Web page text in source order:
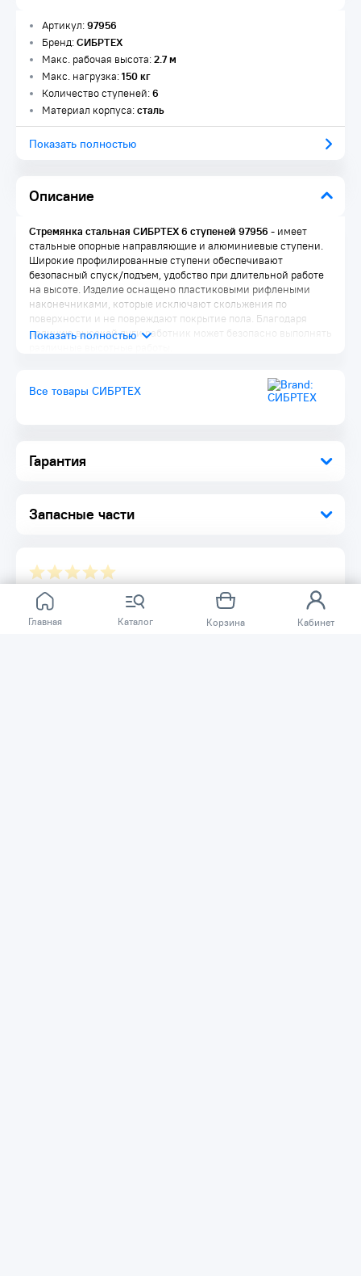
Главная Каталог Корзина Кабинет
Описание
Гарантия
Запасные части
Артикул:97956
Бренд:СИБРТЕХ
Макс. рабочая высота:2.7 м
Макс. нагрузка:150 кг
Количество ступеней:6
Материал корпуса:сталь
Показать полностью
Стремянка стальная СИБРТЕХ 6 ступеней 97956 - имеет
стальные опорные направляющие и алюминиевые ступени.
Широкие профилированные ступени обеспечивают
безопасный спуск/подъем, удобство при длительной работе
на высоте. Изделие оснащено пластиковыми рифлеными
наконечниками, которые исключают скольжения по
поверхности и не повреждают покрытие пола. Благодаря
наличию высокой дуги работник может безопасно выполнять
Стремянка 1 шт.
Все товары СИБРТЕХ
Отзывов ещё нет.